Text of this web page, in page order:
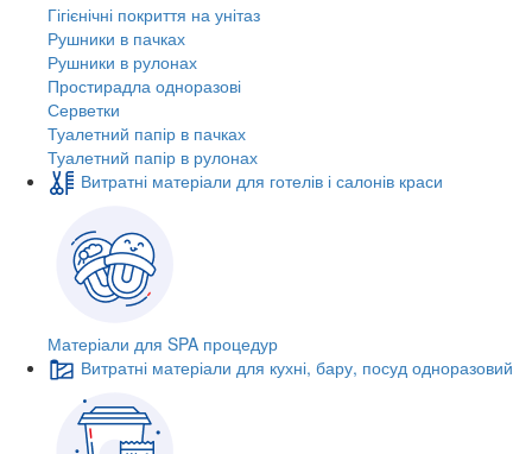
Гігієнічні покриття на унітаз
Рушники в пачках
Рушники в рулонах
Простирадла одноразові
Серветки
Туалетний папір в пачках
Туалетний папір в рулонах
Витратні матеріали для готелів і салонів краси
Матеріали для SPA процедур
Витратні матеріали для кухні, бару, посуд одноразовий